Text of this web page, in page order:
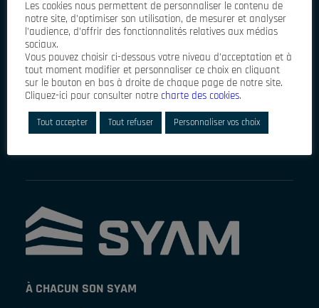
J'accepte que mes données personnelles soient
enregistrées dans un fichier informatisé géré par SYAM
France,pour gérer l'envoi de la lettre d'information de SYAM
France, gérer les abonnements et l'élaboration de statistiques
À CHACUN SON SYAM
Les cookies nous permettent de personnaliser le contenu de
notre site, d’optimiser son utilisation, de mesurer et analyser
l’audience, d’offrir des fonctionnalités relatives aux médias
sociaux.
Vous pouvez choisir ci-dessous votre niveau d’acceptation et à
tout moment modifier et personnaliser ce choix en cliquant
sur le bouton en bas à droite de chaque page de notre site.
Cliquez-ici pour consulter notre charte des cookies.
Tout accepter Tout refuser Personnaliser vos choix